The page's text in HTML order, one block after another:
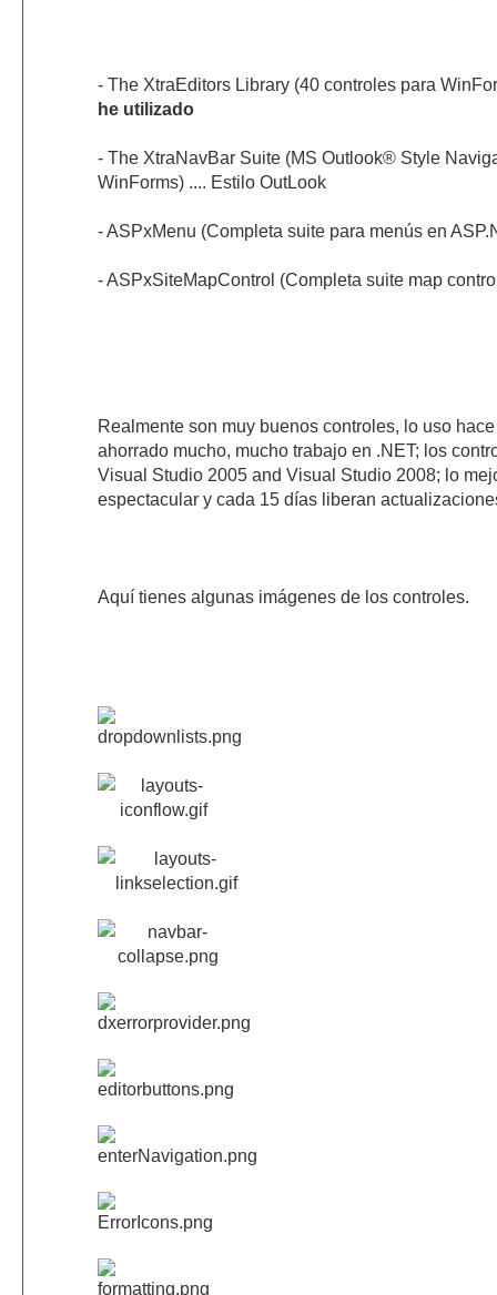
- The XtraEditors Library (40 controles para
he utilizado
- The XtraNavBar Suite (MS Outlook® Style
WinForms) .... Estilo OutLook
- ASPxMenu (Completa suite para menús en
- ASPxSiteMapControl (Completa suite map
Realmente son muy buenos controles, lo uso
ahorrado mucho, mucho trabajo en .NET; los
Visual Studio 2005 and Visual Studio 2008; lo
espectacular y cada 15 días liberan
Aquí tienes algunas imágenes de los controles.